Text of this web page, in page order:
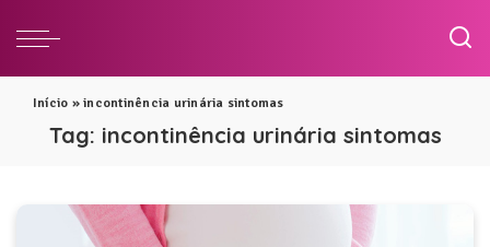
Início »incontinência urinária sintomas
Tag: incontinência urinária sintomas